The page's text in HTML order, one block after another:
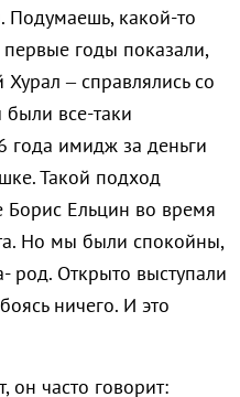
Подумаешь, какой-то
годы показали,
– справлялись со
все-таки
года имидж за деньги
Такой подход
Борис Ельцин во время
Но мы были спокойны,
род. Открыто выступали
ничего. И это
он часто говорит: